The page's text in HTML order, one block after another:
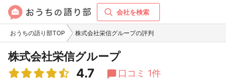
会社を検索
おうちの語り部TOP 株式会社栄信グループの評判
株式会社栄信グループ
4.7 口コミ 1件